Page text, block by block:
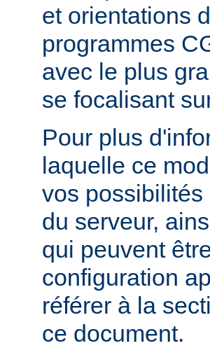
et orientations
programmes
avec le plus
se focalisant
Pour plus
laquelle ce
vos
du serveur,
qui peuvent
configuration
référer à la
ce document.